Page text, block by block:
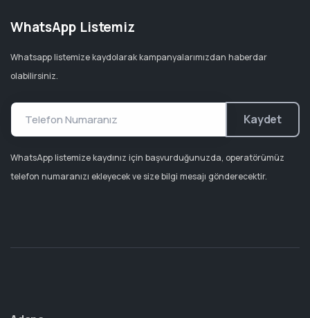
WhatsApp Listemiz
Whatsapp listemize kaydolarak kampanyalarımızdan haberdar
olabilirsiniz.
Kaydet
WhatsApp listemize kaydınız için başvurduğunuzda, operatörümüz
telefon numaranızı ekleyecek ve size bilgi mesajı gönderecektir.